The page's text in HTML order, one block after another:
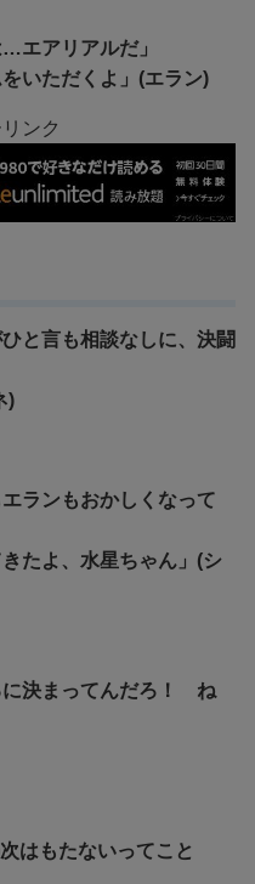
エアリアルだ」
いただくよ」(エラン)
ンク
と言も相談なしに、決闘
)
ランもおかしくなって
たよ、水星ちゃん」(シ
に決まってんだろ！ ね
はもたないってこと